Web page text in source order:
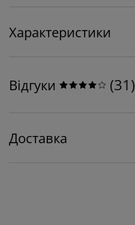
Характеристики
Відгуки (31)
Доставка